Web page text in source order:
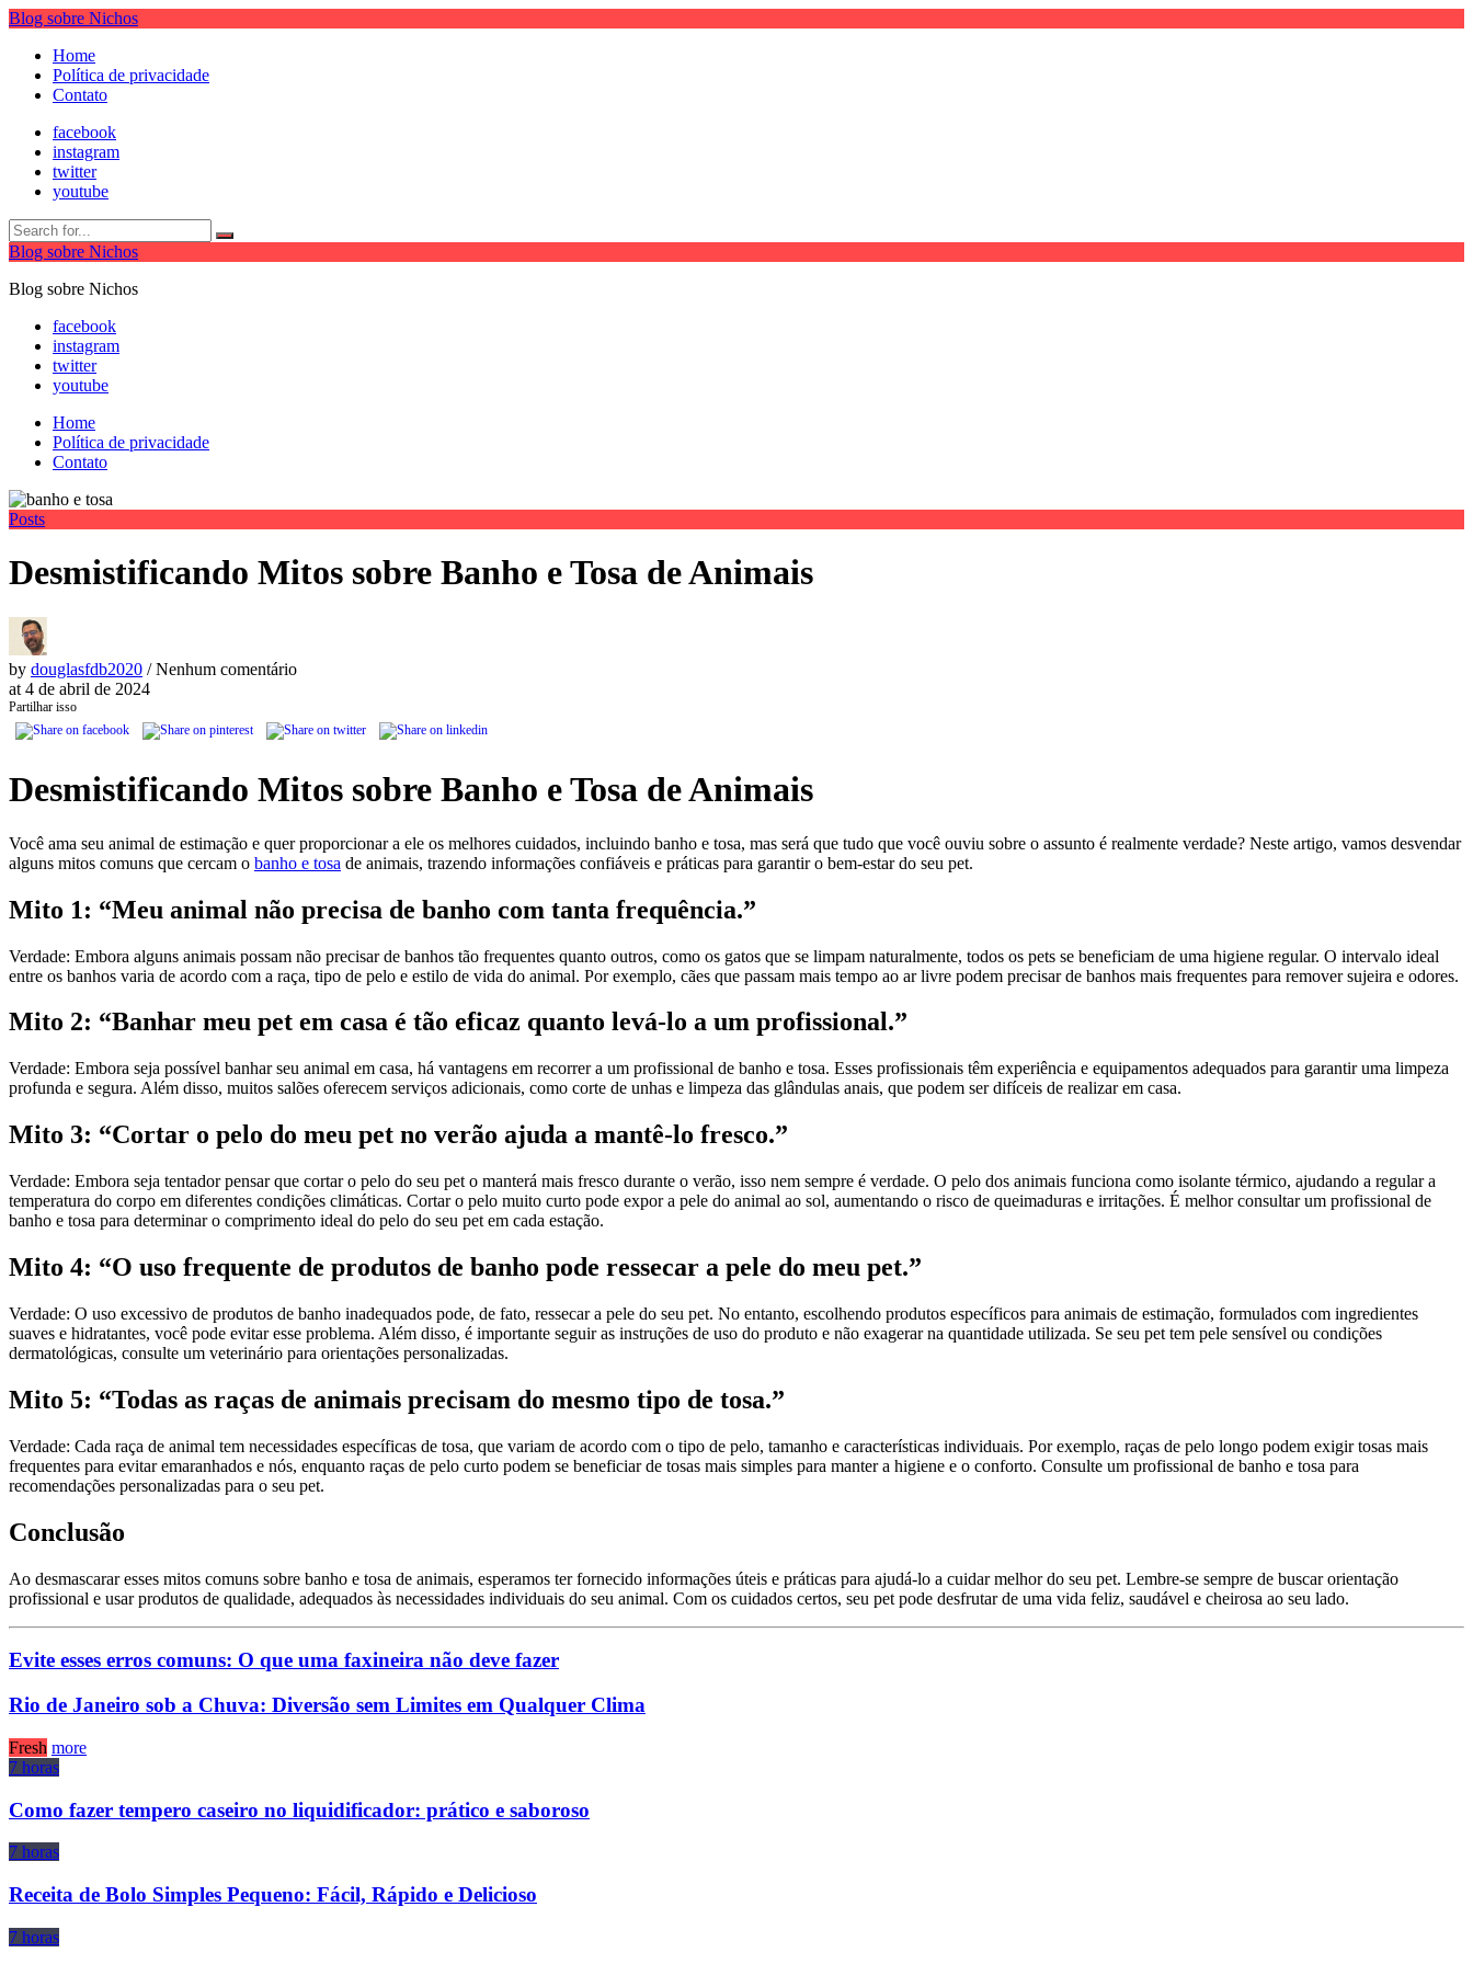
Blog sobre Nichos
Home
Política de privacidade
Contato
facebook
instagram
twitter
youtube
Blog sobre Nichos
Blog sobre Nichos
facebook
instagram
twitter
youtube
Home
Política de privacidade
Contato
Posts
Desmistificando Mitos sobre Banho e Tosa de Animais
by douglasfdb2020 / Nenhum comentário
at 4 de abril de 2024
Partilhar isso
Desmistificando Mitos sobre Banho e Tosa de Animais
Você ama seu animal de estimação e quer proporcionar a ele os melhores cuidados, incluindo banho e tosa, mas será que tudo que você ouviu sobre o assunto é realmente verdade? Neste artigo, vamos desvendar
alguns mitos comuns que cercam o banho e tosa de animais, trazendo informações confiáveis e práticas para garantir o bem-estar do seu pet.
Mito 1: “Meu animal não precisa de banho com tanta frequência.”
Verdade: Embora alguns animais possam não precisar de banhos tão frequentes quanto outros, como os gatos que se limpam naturalmente, todos os pets se beneficiam de uma higiene regular. O intervalo ideal
entre os banhos varia de acordo com a raça, tipo de pelo e estilo de vida do animal. Por exemplo, cães que passam mais tempo ao ar livre podem precisar de banhos mais frequentes para remover sujeira e odores.
Mito 2: “Banhar meu pet em casa é tão eficaz quanto levá-lo a um profissional.”
Verdade: Embora seja possível banhar seu animal em casa, há vantagens em recorrer a um profissional de banho e tosa. Esses profissionais têm experiência e equipamentos adequados para garantir uma limpeza
profunda e segura. Além disso, muitos salões oferecem serviços adicionais, como corte de unhas e limpeza das glândulas anais, que podem ser difíceis de realizar em casa.
Mito 3: “Cortar o pelo do meu pet no verão ajuda a mantê-lo fresco.”
Verdade: Embora seja tentador pensar que cortar o pelo do seu pet o manterá mais fresco durante o verão, isso nem sempre é verdade. O pelo dos animais funciona como isolante térmico, ajudando a regular a
temperatura do corpo em diferentes condições climáticas. Cortar o pelo muito curto pode expor a pele do animal ao sol, aumentando o risco de queimaduras e irritações. É melhor consultar um profissional de
banho e tosa para determinar o comprimento ideal do pelo do seu pet em cada estação.
Mito 4: “O uso frequente de produtos de banho pode ressecar a pele do meu pet.”
Verdade: O uso excessivo de produtos de banho inadequados pode, de fato, ressecar a pele do seu pet. No entanto, escolhendo produtos específicos para animais de estimação, formulados com ingredientes
suaves e hidratantes, você pode evitar esse problema. Além disso, é importante seguir as instruções de uso do produto e não exagerar na quantidade utilizada. Se seu pet tem pele sensível ou condições
dermatológicas, consulte um veterinário para orientações personalizadas.
Mito 5: “Todas as raças de animais precisam do mesmo tipo de tosa.”
Verdade: Cada raça de animal tem necessidades específicas de tosa, que variam de acordo com o tipo de pelo, tamanho e características individuais. Por exemplo, raças de pelo longo podem exigir tosas mais
frequentes para evitar emaranhados e nós, enquanto raças de pelo curto podem se beneficiar de tosas mais simples para manter a higiene e o conforto. Consulte um profissional de banho e tosa para
recomendações personalizadas para o seu pet.
Conclusão
Ao desmascarar esses mitos comuns sobre banho e tosa de animais, esperamos ter fornecido informações úteis e práticas para ajudá-lo a cuidar melhor do seu pet. Lembre-se sempre de buscar orientação
profissional e usar produtos de qualidade, adequados às necessidades individuais do seu animal. Com os cuidados certos, seu pet pode desfrutar de uma vida feliz, saudável e cheirosa ao seu lado.
Evite esses erros comuns: O que uma faxineira não deve fazer
Rio de Janeiro sob a Chuva: Diversão sem Limites em Qualquer Clima
Fresh more
7 horas
Como fazer tempero caseiro no liquidificador: prático e saboroso
7 horas
Receita de Bolo Simples Pequeno: Fácil, Rápido e Delicioso
7 horas